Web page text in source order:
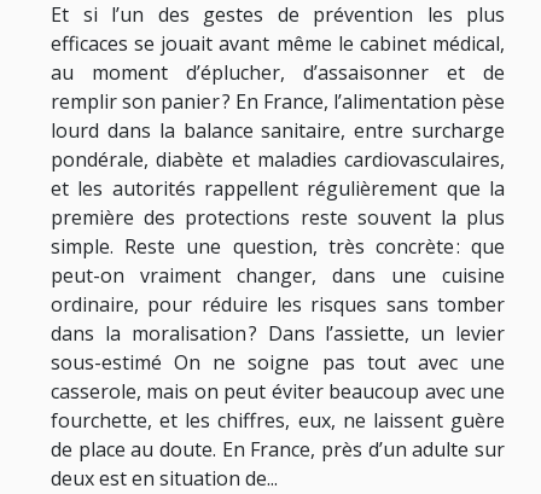
Et si l’un des gestes de prévention les plus
efficaces se jouait avant même le cabinet médical,
au moment d’éplucher, d’assaisonner et de
remplir son panier ? En France, l’alimentation pèse
lourd dans la balance sanitaire, entre surcharge
pondérale, diabète et maladies cardiovasculaires,
et les autorités rappellent régulièrement que la
première des protections reste souvent la plus
simple. Reste une question, très concrète : que
peut-on vraiment changer, dans une cuisine
ordinaire, pour réduire les risques sans tomber
dans la moralisation ? Dans l’assiette, un levier
sous-estimé On ne soigne pas tout avec une
casserole, mais on peut éviter beaucoup avec une
fourchette, et les chiffres, eux, ne laissent guère
de place au doute. En France, près d’un adulte sur
deux est en situation de...